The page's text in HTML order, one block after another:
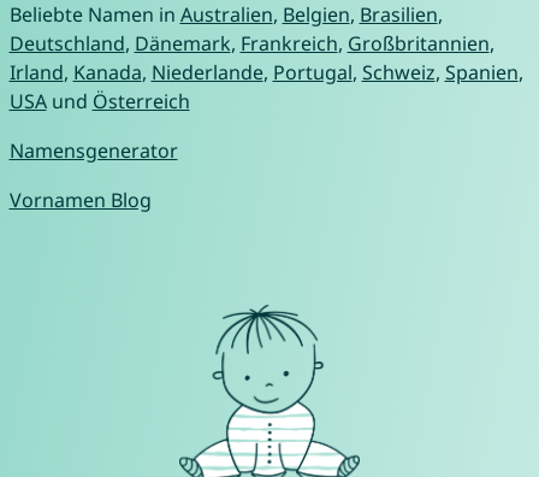
Beliebte Namen in Australien, Belgien, Brasilien,
Deutschland, Dänemark, Frankreich, Großbritannien,
Irland, Kanada, Niederlande, Portugal, Schweiz, Spanien,
USAund Österreich
Namensgenerator
Vornamen Blog